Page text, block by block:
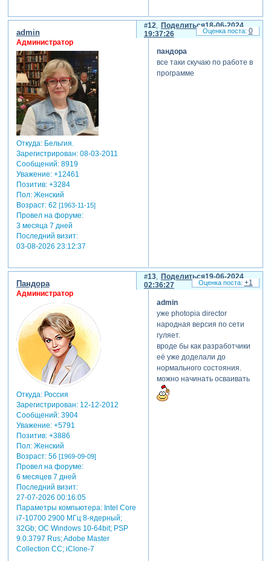
все остальные
объекты - ее
копии.
pte всегда
загружает
слайд, на нем
35 довольно
картинки плюс
3 легких jpeg.
даже в
photoshop они
все вместе
будут
загружаться
приличное
Поделиться
12
18-06-2024
19:37:26
admin
Администратор
Откуда:Бельгия.
Зарегистрирован: 08-03-2011
Сообщений:8919
Уважение: +12461
Позитив: +3284
Пол:Женский
Возраст:62 [1963-11-15]
Провел на форуме:
3 месяца 7 дней
Последний визит:
03-08-2026 23:12:37
пандора
все таки скучаю по работе в
программе
0
Поделиться
13
19-06-2024
02:36:27
Пандора
Администратор
Откуда:Россия
Зарегистрирован: 12-12-2012
Сообщений:3904
Уважение: +5791
Позитив: +3886
Пол:Женский
Возраст:56 [1969-09-09]
Провел на форуме:
6 месяцев 7 дней
Последний визит:
27-07-2026 00:16:05
Параметры компьютера:Intel Core
i7-10700 2900 МГц 8-ядерный;
32Gb; ОС Windows 10-64bit; PSP
9.0.3797 Rus; Adobe Master
Collection СС; iClone-7
admin
уже photopia director
народная версия по сети
гуляет.
вроде бы как разработчики
её уже доделали до
нормального состояния.
можно начинать осваивать
+1